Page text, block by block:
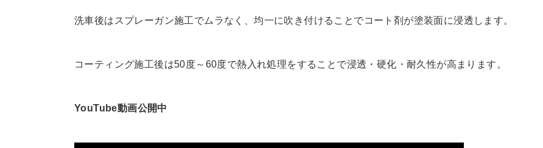
洗車後はスプレーガン施工でムラなく、均一に吹き付けることでコート剤が塗装面に浸透します。
コーティング施工後は50度～60度で熱入れ処理をすることで浸透・硬化・耐久性が高まります。
YouTube動画公開中